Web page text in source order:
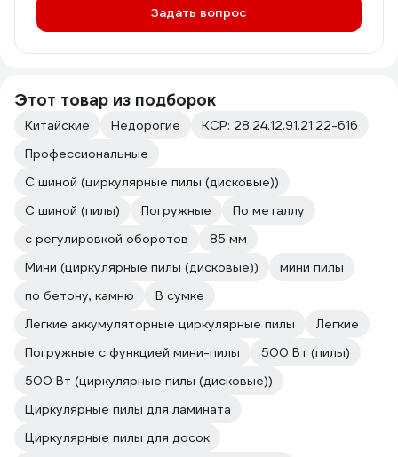
Задать вопрос
Этот товар из подборок
Китайские Недорогие
КСР: 28.24.12.91.21.22-616
Профессиональные
С шиной (циркулярные пилы (дисковые))
С шиной (пилы)
Погружные
По металлу
с регулировкой оборотов
85 мм
Мини (циркулярные пилы (дисковые))
мини пилы
по бетону, камню
В сумке
Легкие аккумуляторные циркулярные пилы
Легкие
Погружные с функцией мини-пилы
500 Вт (пилы)
500 Вт (циркулярные пилы (дисковые))
Циркулярные пилы для ламината
Циркулярные пилы для досок